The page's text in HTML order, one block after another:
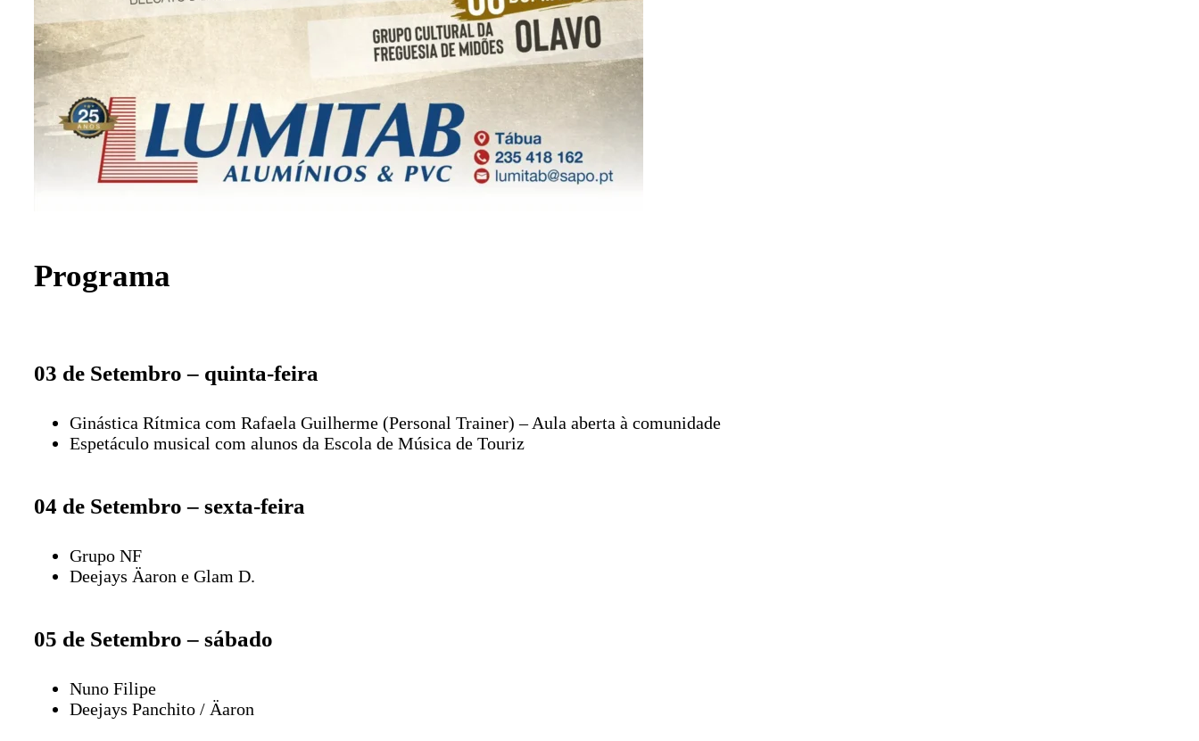
Programa
03 de Setembro – quinta-feira
Ginástica Rítmica com Rafaela Guilherme (Personal Trainer) – Aula aberta à comunidade
Espetáculo musical com alunos da Escola de Música de Touriz
04 de Setembro – sexta-feira
Grupo NF
Deejays Äaron e Glam D.
05 de Setembro – sábado
Nuno Filipe
Deejays Panchito / Äaron